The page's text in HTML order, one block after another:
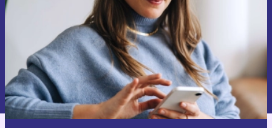
Gutschein anfordern
Informationen über die Verwendung personenbezogener Daten findest
du in unserer
Datenschutzerklärung.